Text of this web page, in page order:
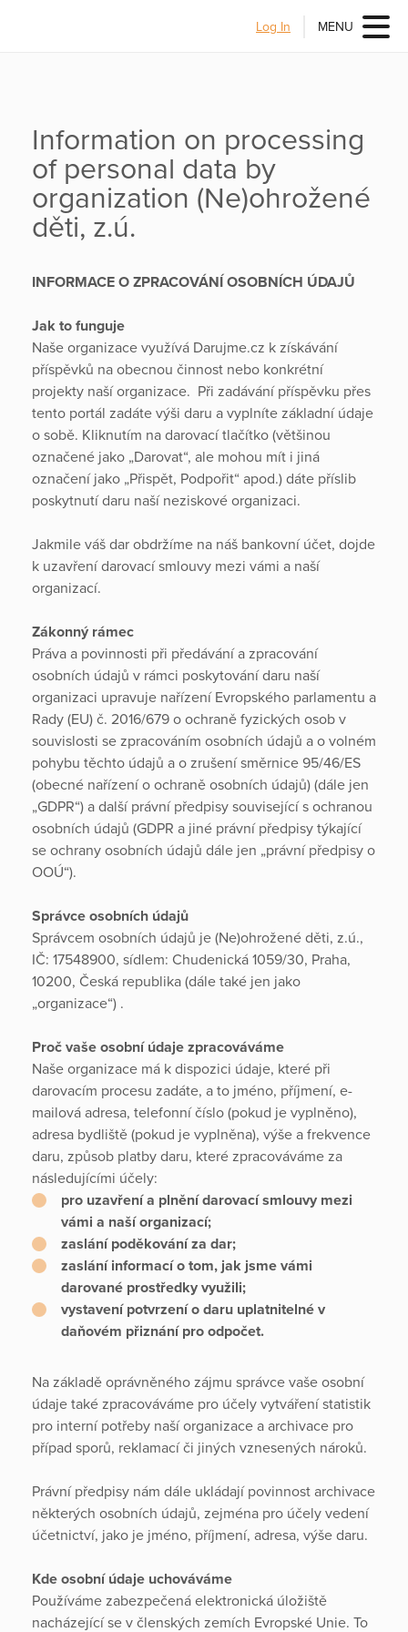
Log In MENU
Information on processing
of personal data by
organization (Ne)ohrožené
děti, z.ú.
INFORMACE O ZPRACOVÁNÍ OSOBNÍCH ÚDAJŮ
Jak to funguje
Naše organizace využívá Darujme.cz k získávání
příspěvků na obecnou činnost nebo konkrétní
projekty naší organizace. Při zadávání příspěvku přes
tento portál zadáte výši daru a vyplníte základní údaje
o sobě. Kliknutím na darovací tlačítko (většinou
označené jako „Darovat“, ale mohou mít i jiná
označení jako „Přispět, Podpořit“ apod.) dáte příslib
poskytnutí daru naší neziskové organizaci.
Jakmile váš dar obdržíme na náš bankovní účet, dojde
k uzavření darovací smlouvy mezi vámi a naší
organizací.
Zákonný rámec
Práva a povinnosti při předávání a zpracování
osobních údajů v rámci poskytování daru naší
organizaci upravuje nařízení Evropského parlamentu a
Rady (EU) č. 2016/679 o ochraně fyzických osob v
souvislosti se zpracováním osobních údajů a o volném
pohybu těchto údajů a o zrušení směrnice 95/46/ES
(obecné nařízení o ochraně osobních údajů) (dále jen
„GDPR“) a další právní předpisy související s ochranou
osobních údajů (GDPR a jiné právní předpisy týkající
se ochrany osobních údajů dále jen „právní předpisy o
OOÚ“).
Správce osobních údajů
Správcem osobních údajů je (Ne)ohrožené děti, z.ú.,
IČ: 17548900, sídlem: Chudenická 1059/30, Praha,
10200, Česká republika (dále také jen jako
„organizace“) .
Proč vaše osobní údaje zpracováváme
Naše organizace má k dispozici údaje, které při
darovacím procesu zadáte, a to jméno, příjmení, e-
mailová adresa, telefonní číslo (pokud je vyplněno),
adresa bydliště (pokud je vyplněna), výše a frekvence
daru, způsob platby daru, které zpracováváme za
následujícími účely:
pro uzavření a plnění darovací smlouvy mezi
vámi a naší organizací;
zaslání poděkování za dar;
zaslání informací o tom, jak jsme vámi
darované prostředky využili;
vystavení potvrzení o daru uplatnitelné v
daňovém přiznání pro odpočet.
Na základě oprávněného zájmu správce vaše osobní
údaje také zpracováváme pro účely vytváření statistik
pro interní potřeby naší organizace a archivace pro
případ sporů, reklamací či jiných vznesených nároků.
Právní předpisy nám dále ukládají povinnost archivace
některých osobních údajů, zejména pro účely vedení
účetnictví, jako je jméno, příjmení, adresa, výše daru.
Kde osobní údaje uchováváme
Používáme zabezpečená elektronická úložiště
nacházející se v členských zemích Evropské Unie. To